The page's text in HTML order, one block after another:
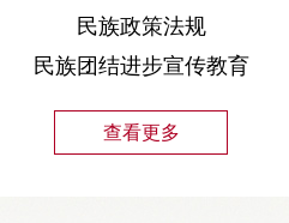
民族政策法规
民族团结进步宣传教育
查看更多